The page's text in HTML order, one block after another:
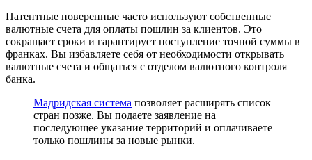
Патентные поверенные часто используют собственные
валютные счета для оплаты пошлин за клиентов. Это
сокращает сроки и гарантирует поступление точной суммы в
франках. Вы избавляете себя от необходимости открывать
валютные счета и общаться с отделом валютного контроля
банка.
Мадридская система позволяет расширять список
стран позже. Вы подаете заявление на
последующее указание территорий и оплачиваете
только пошлины за новые рынки.